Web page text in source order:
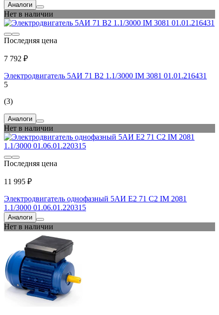
Аналоги
Нет в наличии
Последняя цена
7 792 ₽
Электродвигатель 5АИ 71 В2 1.1/3000 IM 3081 01.01.216431
5
(3)
Аналоги
Нет в наличии
Последняя цена
11 995 ₽
Электродвигатель однофазный 5АИ Е2 71 С2 IM 2081
1.1/3000 01.06.01.220315
Аналоги
Нет в наличии